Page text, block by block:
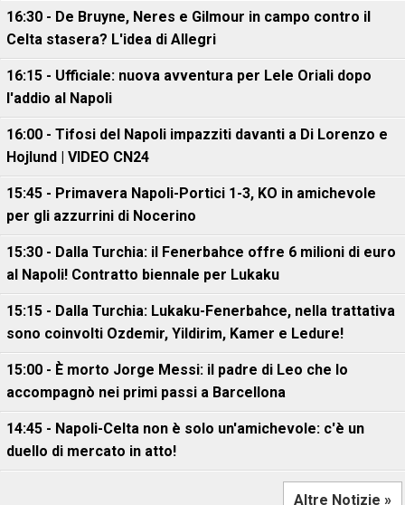
16:30 - De Bruyne, Neres e Gilmour in campo contro il
Celta stasera? L'idea di Allegri
16:15 - Ufficiale: nuova avventura per Lele Oriali dopo
l'addio al Napoli
16:00 - Tifosi del Napoli impazziti davanti a Di Lorenzo e
Hojlund | VIDEO CN24
15:45 - Primavera Napoli-Portici 1-3, KO in amichevole
per gli azzurrini di Nocerino
15:30 - Dalla Turchia: il Fenerbahce offre 6 milioni di euro
al Napoli! Contratto biennale per Lukaku
15:15 - Dalla Turchia: Lukaku-Fenerbahce, nella trattativa
sono coinvolti Ozdemir, Yildirim, Kamer e Ledure!
15:00 - È morto Jorge Messi: il padre di Leo che lo
accompagnò nei primi passi a Barcellona
14:45 - Napoli-Celta non è solo un'amichevole: c'è un
duello di mercato in atto!
Altre Notizie »